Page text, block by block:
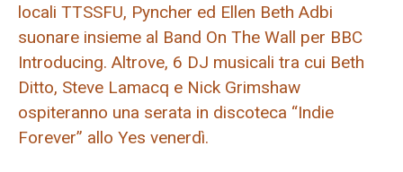
locali TTSSFU, Pyncher ed Ellen Beth Adbi
suonare insieme al Band On The Wall per BBC
Introducing. Altrove, 6 DJ musicali tra cui Beth
Ditto, Steve Lamacq e Nick Grimshaw
ospiteranno una serata in discoteca “Indie
Forever” allo Yes venerdì.